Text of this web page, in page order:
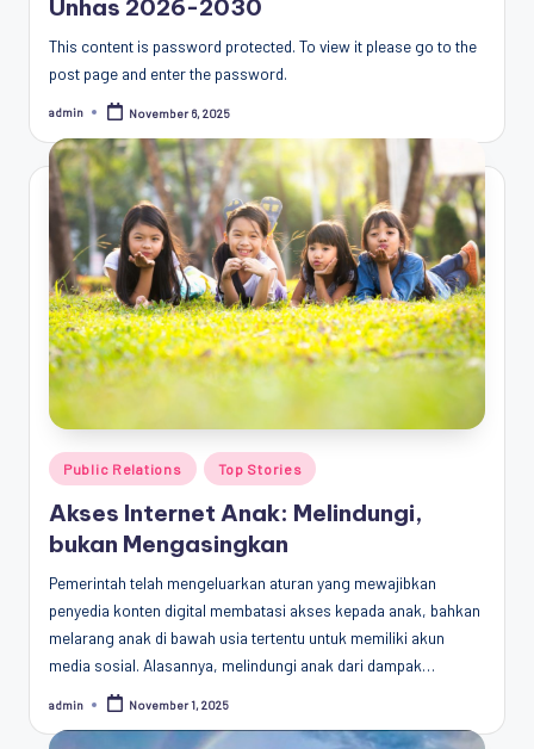
Unhas 2026-2030
This content is password protected. To view it please go to the
post page and enter the password.
Posted
admin November 6, 2025
Posted
in
Public Relations Top Stories
Akses Internet Anak: Melindungi,
bukan Mengasingkan
Pemerintah telah mengeluarkan aturan yang mewajibkan
penyedia konten digital membatasi akses kepada anak, bahkan
melarang anak di bawah usia tertentu untuk memiliki akun
media sosial. Alasannya, melindungi anak dari dampak…
Posted
admin November 1, 2025